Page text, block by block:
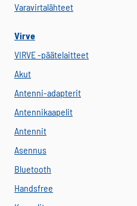
Varavirtalähteet
Virve
VIRVE -päätelaitteet
Akut
Antenni-adapterit
Antennikaapelit
Antennit
Asennus
Bluetooth
Handsfree